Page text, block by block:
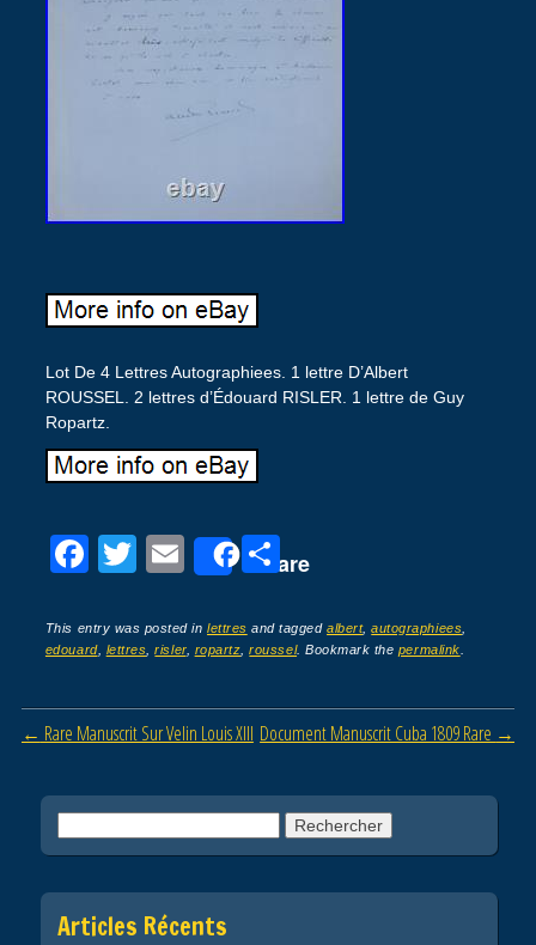
Lot De 4 Lettres Autographiees. 1 lettre D’Albert
ROUSSEL. 2 lettres d’Édouard RISLER. 1 lettre de Guy
Ropartz.
F
c
e
b
o
k
T
tt
er
E
ail
Share
P
ta
g
er
This entry was posted inlettres and taggedalbert,autographiees
edouard, lettres ,risler, ropartz ,roussel. Bookmark the permalink
Post navigation
← Rare Manuscrit Sur Velin Louis XIII Document Manuscrit Cuba 1809 Rare →
Articles Récents